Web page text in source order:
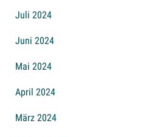
Juli 2024
Juni 2024
Mai 2024
April 2024
März 2024